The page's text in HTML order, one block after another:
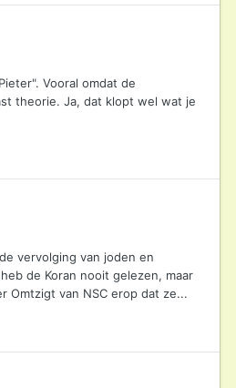
Vooral omdat de
theorie. Ja, dat klopt wel wat je
vervolging van joden en
de Koran nooit gelezen, maar
van NSC erop dat ze...